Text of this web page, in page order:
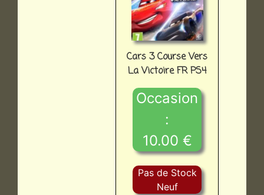
Cars 3 Course Vers
La Victoire FR PS4
Occasion
:
10.00 €
Pas de Stock
Neuf